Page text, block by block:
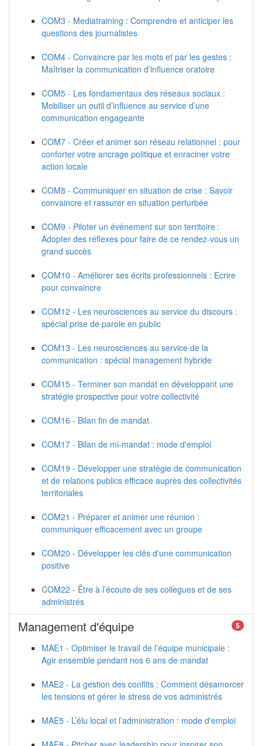
COM3 - Mediatraining : Comprendre et anticiper les
questions des journalistes
COM4 - Convaincre par les mots et par les gestes :
Maîtriser la communication d’influence oratoire
COM5 - Les fondamentaux des réseaux sociaux :
Mobiliser un outil d’influence au service d’une
communication engageante
COM7 - Créer et animer son réseau relationnel : pour
conforter votre ancrage politique et enraciner votre
action locale
COM8 - Communiquer en situation de crise : Savoir
convaincre et rassurer en situation perturbée
COM9 - Piloter un événement sur son territoire :
Adopter des réflexes pour faire de ce rendez-vous un
grand succès
COM10 - Améliorer ses écrits professionnels : Ecrire
pour convaincre
COM12 - Les neurosciences au service du discours :
spécial prise de parole en public
COM13 - Les neurosciences au service de la
communication : spécial management hybride
COM15 - Terminer son mandat en développant une
stratégie prospective pour votre collectivité
COM16 - Bilan fin de mandat
COM17 - Bilan de mi-mandat : mode d'emploi
COM19 - Développer une stratégie de communication
et de relations publics efficace auprès des collectivités
territoriales
COM21 - Préparer et animer une réunion :
communiquer efficacement avec un groupe
COM20 - Développer les clés d'une communication
positive
COM22 - Être à l’écoute de ses collègues et de ses
administrés
Management d'équipe 5
MAE1 - Optimiser le travail de l’équipe municipale :
Agir ensemble pendant nos 6 ans de mandat
MAE2 - La gestion des conflits : Comment désamorcer
les tensions et gérer le stress de vos administrés
MAE5 - L’élu local et l’administration : mode d'emploi